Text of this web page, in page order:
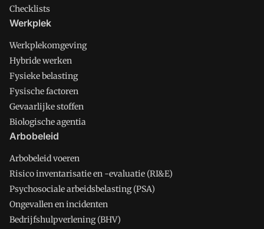
Checklists
Werkplek
Werkplekomgeving
Hybride werken
Fysieke belasting
Fysische factoren
Gevaarlijke stoffen
Biologische agentia
Arbobeleid
Arbobeleid voeren
Risico inventarisatie en -evaluatie (RI&E)
Psychosociale arbeidsbelasting (PSA)
Ongevallen en incidenten
Bedrijfshulpverlening (BHV)